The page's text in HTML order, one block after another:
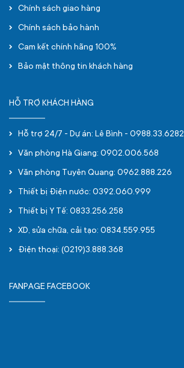
Chính sách giao hàng
Chính sách bảo hành
Cam kết chính hãng 100%
Bảo mật thông tin khách hàng
HỖ TRỢ KHÁCH HÀNG
Hỗ trợ 24/7 - Dự án: Lê Bình - 0988.33.6282
Văn phòng Hà Giang: 0902.006.568
Văn phòng Tuyên Quang: 0962.888.226
Thiết bị Điện nước: 0392.060.999
Thiết bị Y Tế: 0833.256.258
XD, sửa chữa, cải tạo: 0834.559.955
Điện thoại: (0219)3.888.368
FANPAGE FACEBOOK